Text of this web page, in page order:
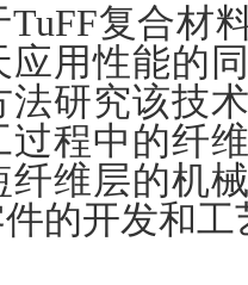
TuFF复合材
应用性能的
法研究该技
程中的纤
维层的机
的开发和工